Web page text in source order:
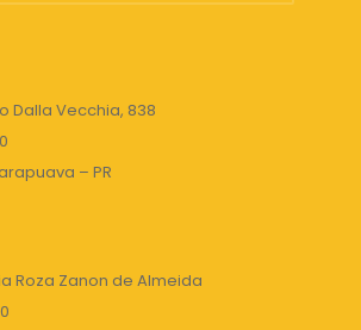
Dalla Vecchia, 838
– PR
Roza Zanon de Almeida